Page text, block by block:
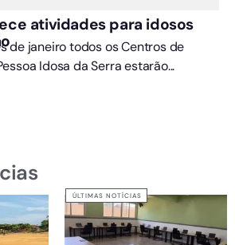
atividades para idosos
de janeiro todos os Centros de
Idosa da Serra estarão...
ÚLTIMAS NOTÍCIAS